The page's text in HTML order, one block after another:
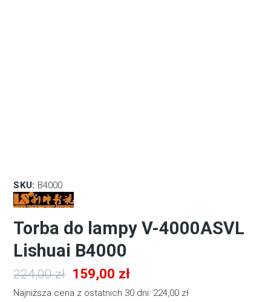
SKU: B4000
Torba do lampy V-4000ASVL
Lishuai B4000
224,00zł Pierwotna
cena
159,00 złAktualna
cena
Najniższa cena z ostatnich 30 dni: 224,00 zł